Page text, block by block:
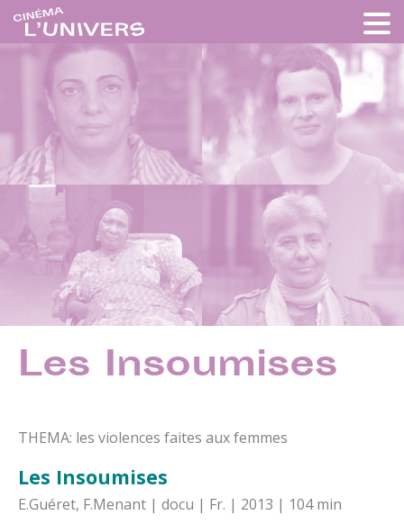
Les Insoumises
THEMA: les violences faites aux femmes
Les Insoumises
E.Guéret, F.Menant | docu | Fr. | 2013 | 104 min